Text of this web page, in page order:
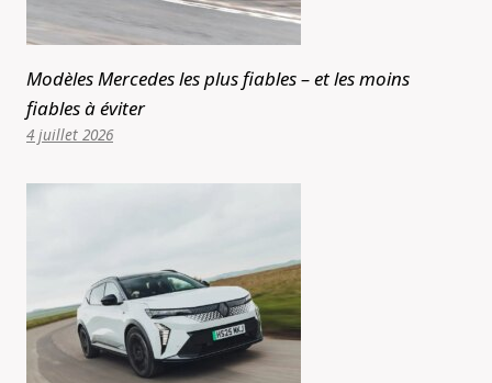
Modèles Mercedes les plus fiables – et les moins
fiables à éviter
4 juillet 2026